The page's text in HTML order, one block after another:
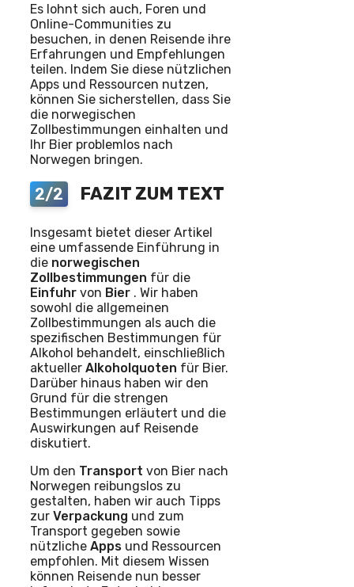
Es lohnt sich auch, Foren und
Online-Communities zu
besuchen, in denen Reisende ihre
Erfahrungen und Empfehlungen
teilen. Indem Sie diese nützlichen
Apps und Ressourcen nutzen,
können Sie sicherstellen, dass Sie
die norwegischen
Zollbestimmungen einhalten und
Ihr Bier problemlos nach
Norwegen bringen.
2/2 FAZIT ZUM TEXT
Insgesamt bietet dieser Artikel
eine umfassende Einführung in
die norwegischen
Zollbestimmungen für die
Einfuhr von Bier . Wir haben
sowohl die allgemeinen
Zollbestimmungen als auch die
spezifischen Bestimmungen für
Alkohol behandelt, einschließlich
aktueller Alkoholquoten für Bier.
Darüber hinaus haben wir den
Grund für die strengen
Bestimmungen erläutert und die
Auswirkungen auf Reisende
diskutiert.
Um den Transport von Bier nach
Norwegen reibungslos zu
gestalten, haben wir auch Tipps
zur Verpackung und zum
Transport gegeben sowie
nützliche Apps und Ressourcen
empfohlen. Mit diesem Wissen
können Reisende nun besser